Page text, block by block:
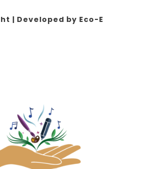
| Developed by Eco-E